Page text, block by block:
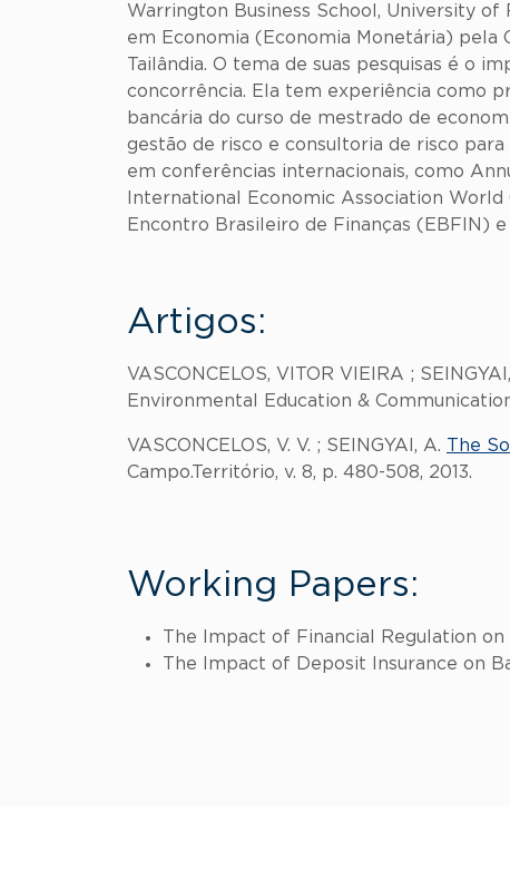
Warrington Business School, University of
em Economia (Economia Monetária) pela
Tailândia. O tema de suas pesquisas é o
concorrência. Ela tem experiência como
bancária do curso de mestrado de
gestão de risco e consultoria de risco
em conferências internacionais, como
International Economic Association
Encontro Brasileiro de Finanças (EBFIN)
Artigos:
VASCONCELOS, VITOR VIEIRA ;
Environmental Education & Communication,
VASCONCELOS, V. V. ; SEINGYAI, A. The
Campo.Território, v. 8, p. 480-508, 2013.
Working Papers:
The Impact of Financial Regulation
The Impact of Deposit Insurance on